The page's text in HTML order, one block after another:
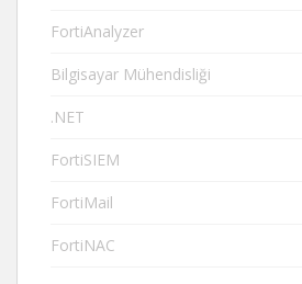
FortiAnalyzer
Bilgisayar Mühendisliği
.NET
FortiSIEM
FortiMail
FortiNAC